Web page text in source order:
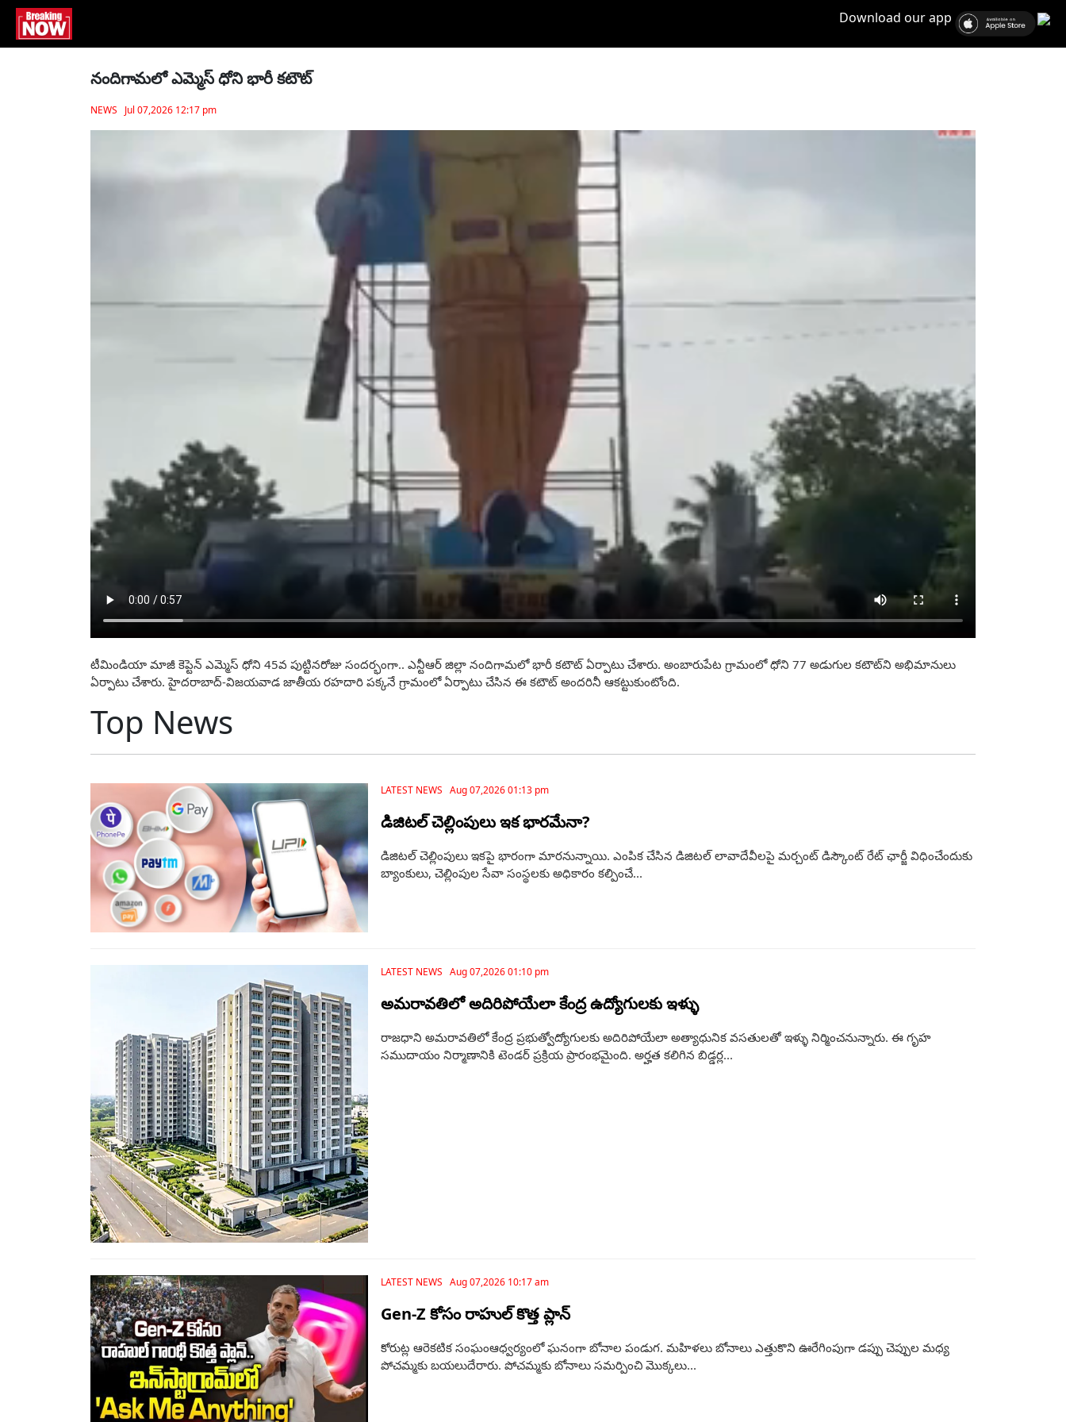
Download our app
నందిగామలో ఎమ్మెస్‌ ధోని భారీ కటౌట్‌
NEWS Jul 07,2026 12:17 pm
టీమిండియా మాజీ కెప్టెన్ ఎమ్మెస్‌ ధోని 45వ పుట్టినరోజు సందర్భంగా.. ఎన్టీఆర్‌ జిల్లా నందిగామలో భారీ కటౌట్‌ ఏర్పాటు చేశారు. అంబారుపేట గ్రామంలో ధోని 77 అడుగుల కటౌట్‌ని అభిమానులు
ఏర్పాటు చేశారు. హైదరాబాద్‌-విజయవాడ జాతీయ రహదారి పక్కనే గ్రామంలో ఏర్పాటు చేసిన ఈ కటౌట్ అందరినీ ఆకట్టుకుంటోంది.
Top News
LATEST NEWS Aug 07,2026 01:13 pm
డిజిటల్ చెల్లింపులు ఇక భారమేనా?
డిజిటల్ చెల్లింపులు ఇకపై భారంగా మారనున్నాయి. ఎంపిక చేసిన డిజిటల్‌ లావాదేవీలపై మర్చంట్‌ డిస్కౌంట్‌ రేట్‌ ఛార్జీ విధించేందుకు
బ్యాంకులు, చెల్లింపుల సేవా సంస్థలకు అధికారం కల్పించే...
LATEST NEWS Aug 07,2026 01:10 pm
అమరావతిలో అదిరిపోయేలా కేంద్ర ఉద్యోగులకు ఇళ్ళు
రాజధాని అమరావతిలో కేంద్ర ప్రభుత్వోద్యోగులకు అదిరిపోయేలా అత్యాధునిక వసతులతో ఇళ్ళు నిర్మించనున్నారు. ఈ గృహ
సముదాయం నిర్మాణానికి టెండర్‌ ప్రక్రియ ప్రారంభమైంది. అర్హత కలిగిన బిడ్డర్ల...
LATEST NEWS Aug 07,2026 10:17 am
Gen-Z కోసం రాహుల్ కొత్త ప్లాన్
కోరుట్ల ఆరెకటిక సంఘంఆధ్వర్యంలో ఘనంగా బోనాల పండుగ. మహిళలు బోనాలు ఎత్తుకొని ఊరేగింపుగా డప్పు చెప్పుల మధ్య
పోచమ్మకు బయలుదేరారు. పోచమ్మకు బోనాలు సమర్పించి మొక్కలు...